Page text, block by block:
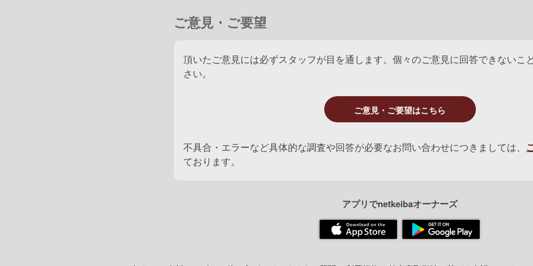
ご意見・ご要望
頂いたご意見には必ずスタッフが目を通します。個々のご意見に回答できないこ
さい。
ご意見・ご要望はこちら
不具合・エラーなど具体的な調査や回答が必要なお問い合わせにつきましては、
ております。
アプリでnetkeibaオーナーズ